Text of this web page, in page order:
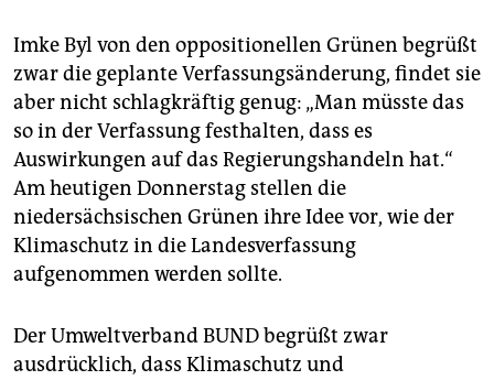
Imke Byl von den oppositionellen Grünen begrüßt
zwar die geplante Verfassungsänderung, findet sie
aber nicht schlagkräftig genug: „Man müsste das
so in der Verfassung festhalten, dass es
Auswirkungen auf das Regierungshandeln hat.“
Am heutigen Donnerstag stellen die
niedersächsischen Grünen ihre Idee vor, wie der
Klimaschutz in die Landesverfassung
aufgenommen werden sollte.
Der Umweltverband BUND begrüßt zwar
ausdrücklich, dass Klimaschutz und